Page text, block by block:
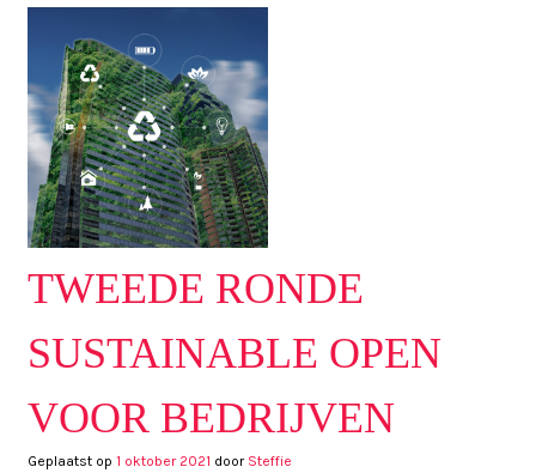
TWEEDE RONDE
SUSTAINABLE OPEN
VOOR BEDRIJVEN
Geplaatst op 1 oktober 2021 door Steffie